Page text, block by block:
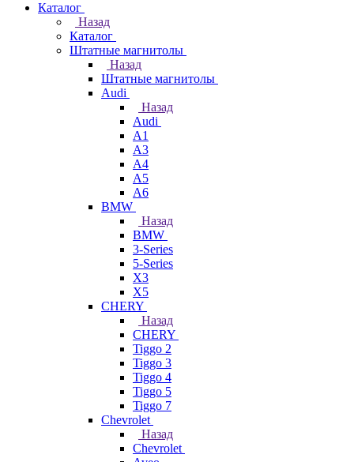
Каталог
Назад
Каталог
Штатные магнитолы
Назад
Штатные магнитолы
Audi
Назад
Audi
A1
A3
A4
A5
A6
BMW
Назад
BMW
3-Series
5-Series
X3
X5
CHERY
Назад
CHERY
Tiggo 2
Tiggo 3
Tiggo 4
Tiggo 5
Tiggo 7
Chevrolet
Назад
Chevrolet